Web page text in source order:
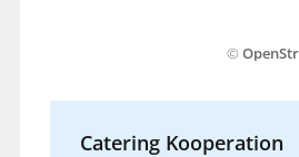
©
Catering Kooperation